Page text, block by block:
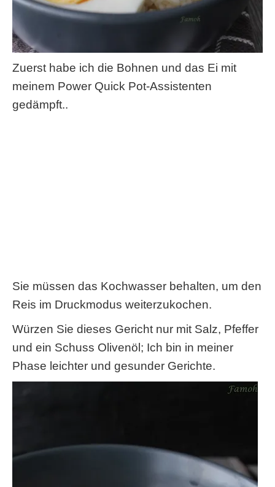
Zuerst habe ich die Bohnen und das Ei mit
meinem Power Quick Pot-Assistenten
gedämpft..
Sie müssen das Kochwasser behalten, um den
Reis im Druckmodus weiterzukochen.
Würzen Sie dieses Gericht nur mit Salz, Pfeffer
und ein Schuss Olivenöl; Ich bin in meiner
Phase leichter und gesunder Gerichte.